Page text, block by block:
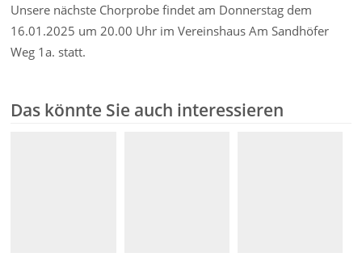
Unsere nächste Chorprobe findet am Donnerstag dem
16.01.2025 um 20.00 Uhr im Vereinshaus Am Sandhöfer
Weg 1a. statt.
Das könnte Sie auch interessieren